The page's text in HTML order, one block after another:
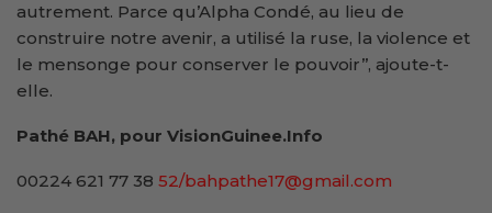
autrement. Parce qu’Alpha Condé, au lieu de
construire notre avenir, a utilisé la ruse, la violence et
le mensonge pour conserver le pouvoir’’, ajoute-t-
elle.
Pathé BAH, pour VisionGuinee.Info
00224 621 77 38 52/bahpathe17@gmail.com